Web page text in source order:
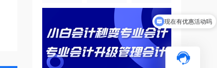
现在有优惠活动吗